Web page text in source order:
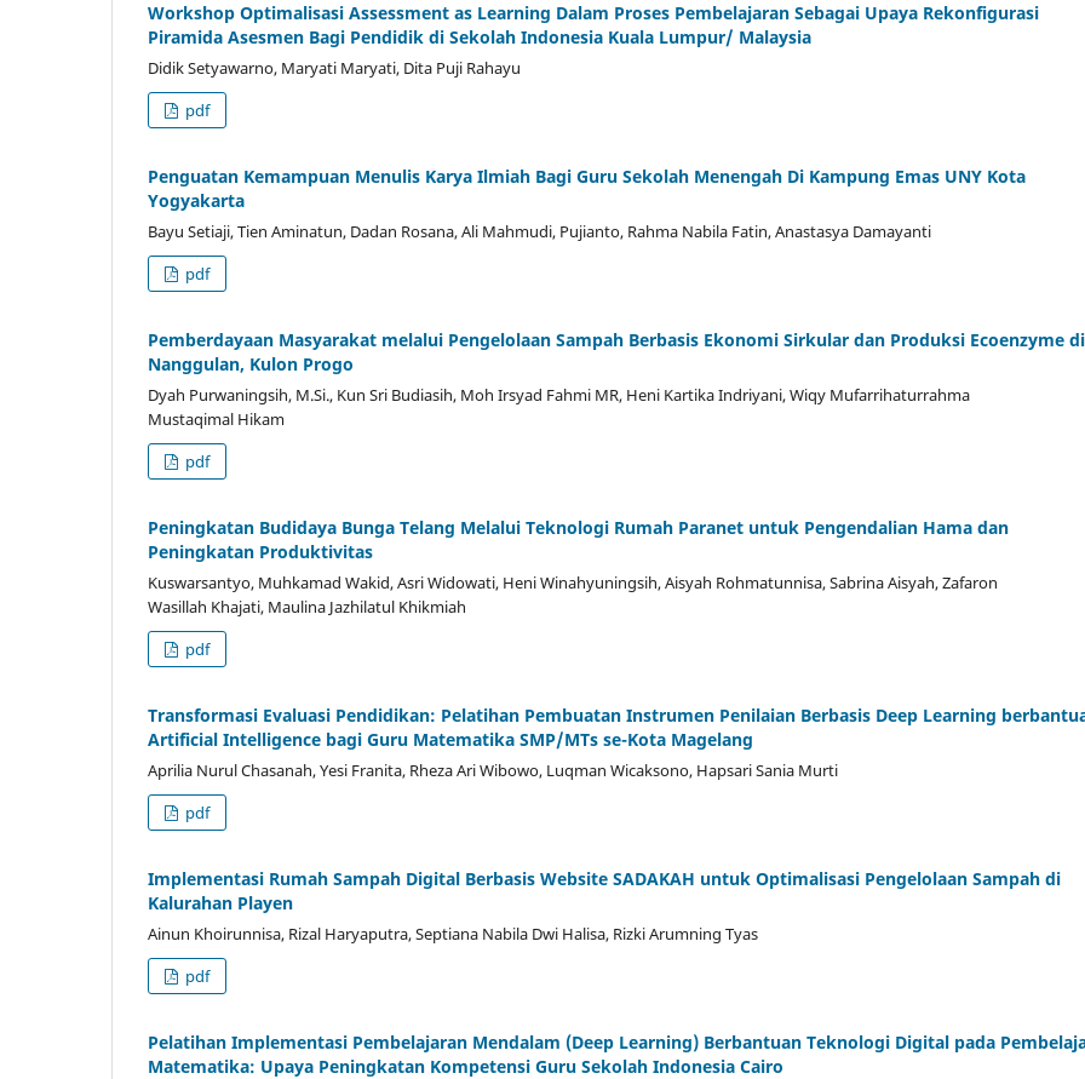
Workshop Optimalisasi Assessment as Learning Dalam Proses Pembelajaran Sebagai Upaya Rekonfigurasi
Piramida Asesmen Bagi Pendidik di Sekolah Indonesia Kuala Lumpur/ Malaysia
Didik Setyawarno, Maryati Maryati, Dita Puji Rahayu
pdf
Penguatan Kemampuan Menulis Karya Ilmiah Bagi Guru Sekolah Menengah Di Kampung Emas UNY Kota
Yogyakarta
Bayu Setiaji, Tien Aminatun, Dadan Rosana, Ali Mahmudi, Pujianto, Rahma Nabila Fatin, Anastasya Damayanti
pdf
Pemberdayaan Masyarakat melalui Pengelolaan Sampah Berbasis Ekonomi Sirkular dan Produksi Ecoenzyme di
Nanggulan, Kulon Progo
Dyah Purwaningsih, M.Si., Kun Sri Budiasih, Moh Irsyad Fahmi MR, Heni Kartika Indriyani, Wiqy Mufarrihaturrahma
Mustaqimal Hikam
pdf
Peningkatan Budidaya Bunga Telang Melalui Teknologi Rumah Paranet untuk Pengendalian Hama dan
Peningkatan Produktivitas
Kuswarsantyo, Muhkamad Wakid, Asri Widowati, Heni Winahyuningsih, Aisyah Rohmatunnisa, Sabrina Aisyah, Zafaron
Wasillah Khajati, Maulina Jazhilatul Khikmiah
pdf
Transformasi Evaluasi Pendidikan: Pelatihan Pembuatan Instrumen Penilaian Berbasis Deep Learning
Artificial Intelligence bagi Guru Matematika SMP/MTs se-Kota Magelang
Aprilia Nurul Chasanah, Yesi Franita, Rheza Ari Wibowo, Luqman Wicaksono, Hapsari Sania Murti
pdf
Implementasi Rumah Sampah Digital Berbasis Website SADAKAH untuk Optimalisasi Pengelolaan Sampah di
Kalurahan Playen
Ainun Khoirunnisa, Rizal Haryaputra, Septiana Nabila Dwi Halisa, Rizki Arumning Tyas
pdf
Pelatihan Implementasi Pembelajaran Mendalam (Deep Learning) Berbantuan Teknologi Digital pada
Matematika: Upaya Peningkatan Kompetensi Guru Sekolah Indonesia Cairo